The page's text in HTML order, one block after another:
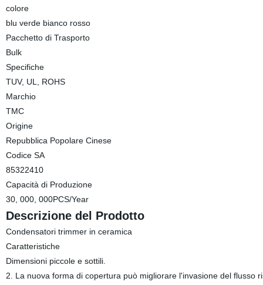
colore
blu verde bianco rosso
Pacchetto di Trasporto
Bulk
Specifiche
TUV, UL, ROHS
Marchio
TMC
Origine
Repubblica Popolare Cinese
Codice SA
85322410
Capacità di Produzione
30, 000, 000PCS/Year
Descrizione del Prodotto
Condensatori trimmer in ceramica
Caratteristiche
Dimensioni piccole e sottili.
2. La nuova forma di copertura può migliorare l'invasione del flusso